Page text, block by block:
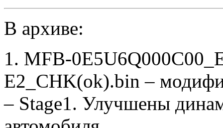
В архиве:
1. MFB-
E2_CHK(ok).bin –
– Stage1. Улучшены